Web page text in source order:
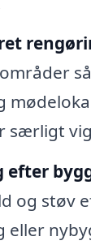
særligt
efter
og støv
eller